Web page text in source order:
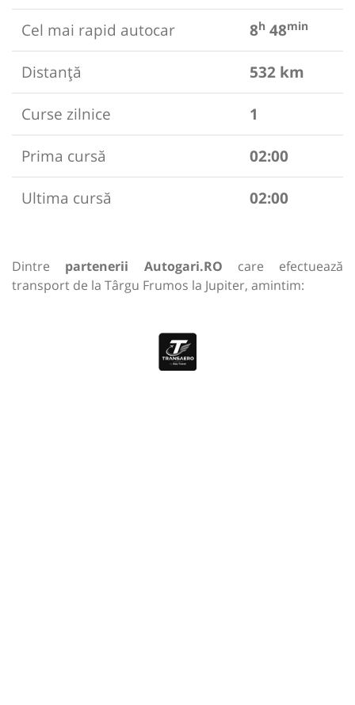
Cel mai rapid autocar
8h 48min
Distanță
532 km
Curse zilnice
1
Prima cursă
02:00
Ultima cursă
02:00
Dintre partenerii Autogari.RO care efectuează
transport de la Târgu Frumos la Jupiter, amintim: